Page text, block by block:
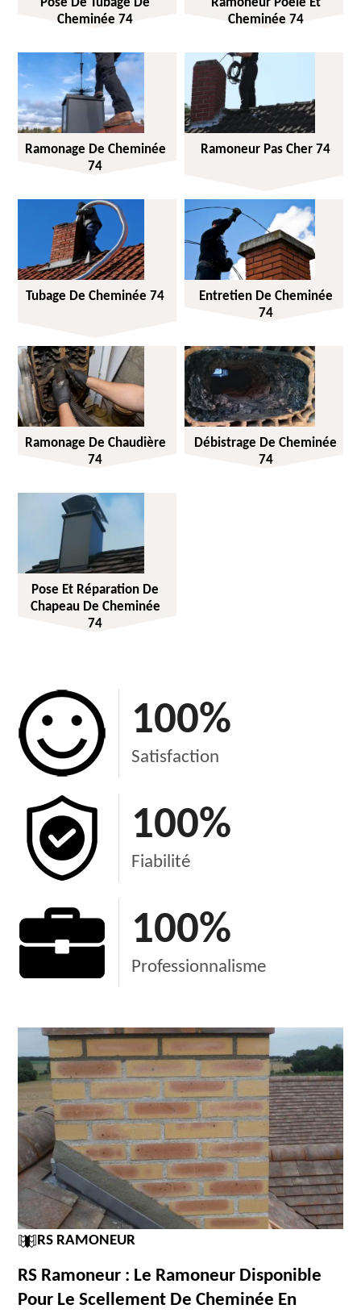
Pose De Tubage De
Cheminée 74
Ramoneur Poêle Et
Cheminée 74
Ramonage De Cheminée
74
Ramoneur Pas Cher 74
Tubage De Cheminée 74
Entretien De Cheminée
74
Ramonage De Chaudière
74
Débistrage De Cheminée
74
Pose Et Réparation De
Chapeau De Cheminée
74
100%
Satisfaction
100%
Fiabilité
100%
Professionnalisme
RS RAMONEUR
RS Ramoneur : Le Ramoneur Disponible
Pour Le Scellement De Cheminée En